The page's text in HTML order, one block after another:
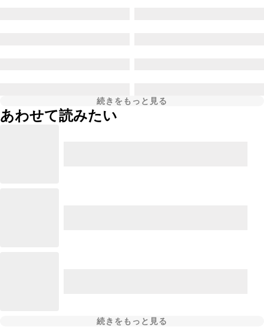
続きをもっと見る
あわせて読みたい
続きをもっと見る